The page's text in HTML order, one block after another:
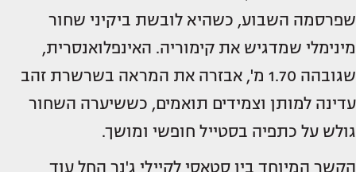
שפרסמה השבוע, כשהיא לובשת ביקיני שחור
מינימלי שמדגיש את קימוריה. האינפלואנסרית,
שגובהה 1.70 מ', אבזרה את המראה בשרשרת זהב
עדינה למותן וצמידים תואמים, כששיערה השחור
גולש על כתפיה בסטייל חופשי ומושך.
הקשר המיוחד בין סטאסי לקיילי ג'נר החל עוד